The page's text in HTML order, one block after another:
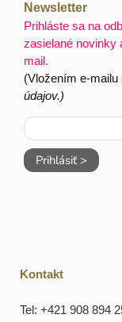
Newsletter
Prihláste sa na
zasielané novinky
mail.
(Vložením e-
údajov.)
Prihlásiť >
Kontakt
Tel: +421 908 894